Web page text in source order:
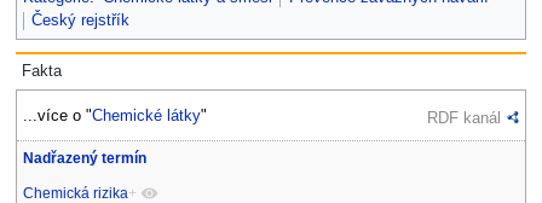
Český rejstřík
Fakta
...více o "Chemické látky" RDF kanál
Nadřazený termín
Chemická rizika+